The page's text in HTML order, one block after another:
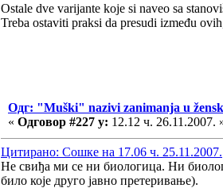
Ostale dve varijante koje si naveo sa
Treba ostaviti praksi da presudi između
Одг: "Muški" nazivi zanimanja u
« Одговор #227 у: 12.12 ч. 26.11.2007.
Цитирано: Сошке на 17.06 ч. 25.11.2007.
Не свиђа ми се ни биологица. Ни
било које друго јавно претеривање).